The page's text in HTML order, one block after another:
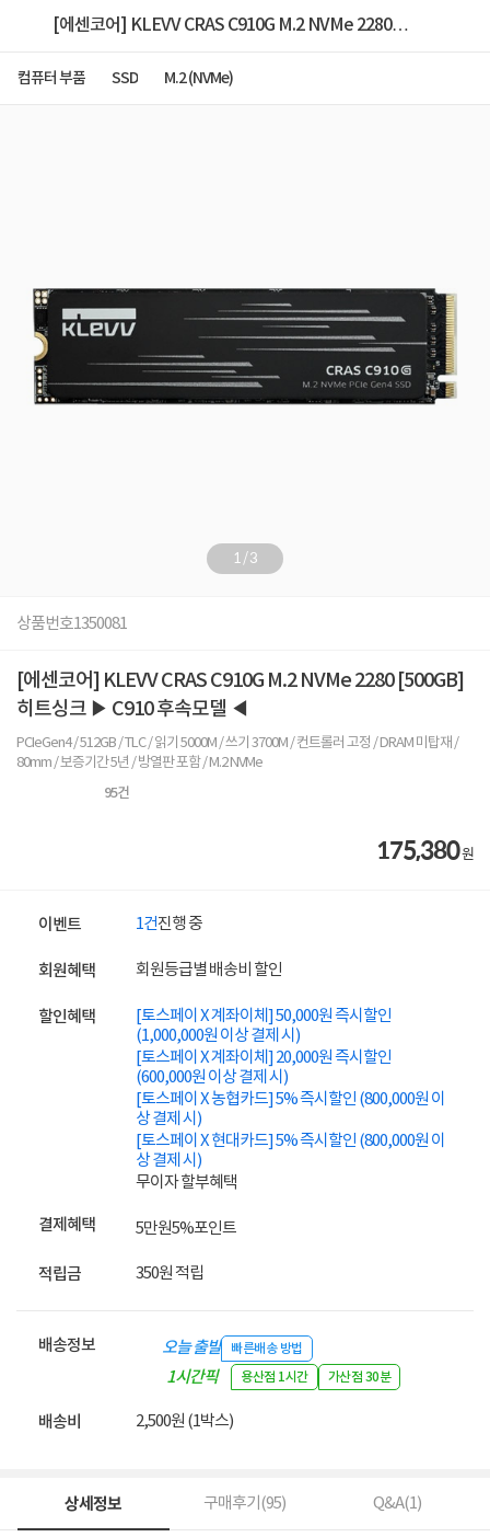
[에센코어] KLEVV CRAS C910G M.2 NVMe 2280
컴퓨터 부품 SSD M.2 (NVMe)
1/3
상품번호1350081
[에센코어] KLEVV CRAS C910G M.2 NVMe 2280 [500GB]
히트싱크 ▶ C910 후속모델 ◀
PCIeGen4 / 512GB / TLC / 읽기 5000M / 쓰기 3700M / 컨트롤러 고정 / DRAM 미탑재 /
80mm / 보증기간 5년 / 방열판 포함 / M.2 NVMe
95건
175,380원
이벤트 1건진행 중
회원혜택 회원등급별 배송비 할인
할인혜택
[토스페이 X 계좌이체] 50,000원 즉시할인
(1,000,000원 이상 결제 시)
[토스페이 X 계좌이체] 20,000원 즉시할인
(600,000원 이상 결제 시)
[토스페이 X 농협카드] 5% 즉시할인 (800,000원 이
상 결제 시)
[토스페이 X 현대카드] 5% 즉시할인 (800,000원 이
상 결제 시)
무이자 할부혜택
결제혜택 5만원5%포인트
적립금 350원 적립
배송정보 오늘 출발 빠른배송 방법
1시간픽
용산점 1시간 가산점 30분
배송비 2,500원 (1박스)
상세정보 구매후기(95) Q&A(1)